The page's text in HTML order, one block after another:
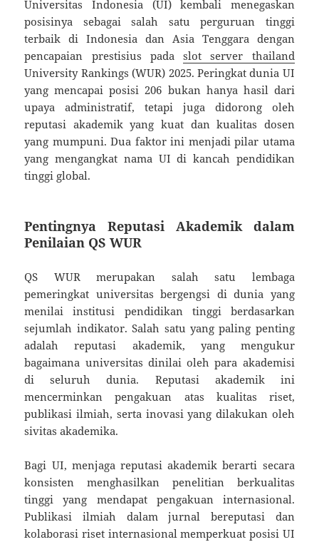
Universitas Indonesia (UI) kembali menegaskan
posisinya sebagai salah satu perguruan tinggi
terbaik di Indonesia dan Asia Tenggara dengan
pencapaian prestisius padaslot server thailand
University Rankings (WUR) 2025. Peringkat dunia UI
yang mencapai posisi 206 bukan hanya hasil dari
upaya administratif, tetapi juga didorong oleh
reputasi akademik yang kuat dan kualitas dosen
yang mumpuni. Dua faktor ini menjadi pilar utama
yang mengangkat nama UI di kancah pendidikan
tinggi global.
Pentingnya Reputasi Akademik dalam
Penilaian QS WUR
QS WUR merupakan salah satu lembaga
pemeringkat universitas bergengsi di dunia yang
menilai institusi pendidikan tinggi berdasarkan
sejumlah indikator. Salah satu yang paling penting
adalah reputasi akademik, yang mengukur
bagaimana universitas dinilai oleh para akademisi
di seluruh dunia. Reputasi akademik ini
mencerminkan pengakuan atas kualitas riset,
publikasi ilmiah, serta inovasi yang dilakukan oleh
sivitas akademika.
Bagi UI, menjaga reputasi akademik berarti secara
konsisten menghasilkan penelitian berkualitas
tinggi yang mendapat pengakuan internasional.
Publikasi ilmiah dalam jurnal bereputasi dan
kolaborasi riset internasional memperkuat posisi UI